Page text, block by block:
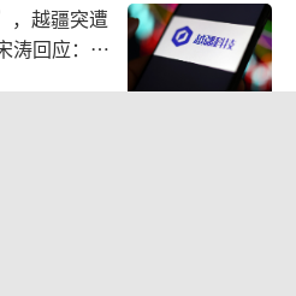
挂牌上市。
技H股IPO基础发行股数
，越疆突遭
涛回应：离